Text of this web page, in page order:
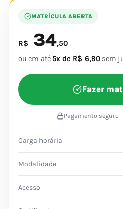
MATRÍCULA ABERTA
R$ 34,50
ou em até 5x de R$ 6,90 sem
Fazer
Pagamento seguro
Carga horária
Modalidade
Acesso